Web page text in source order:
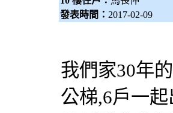
發表時間： 2017-02-09
我們家30年
公梯,6戶一